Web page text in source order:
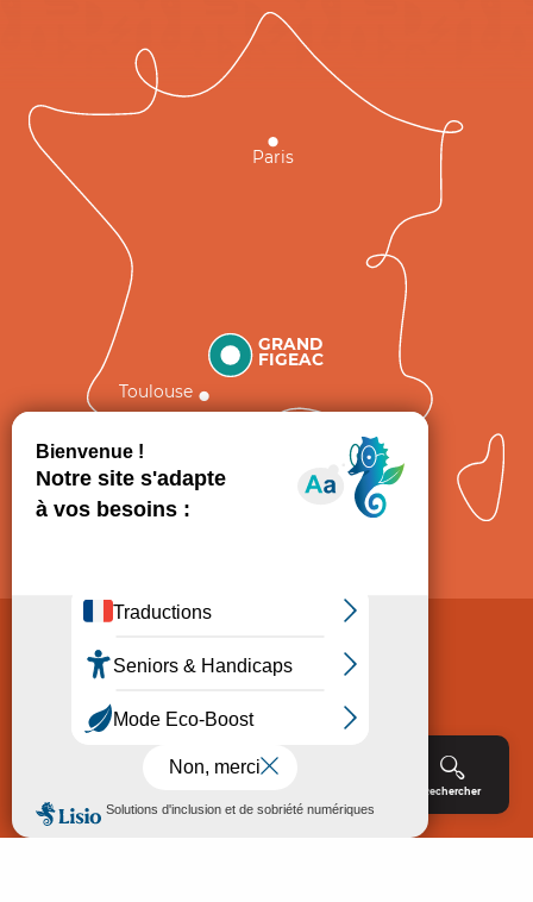
Rechercher
GRAND
FIGEAC
Toulouse
Paris
Politique de Protection des données
Consentement
Accessibilité : non conforme